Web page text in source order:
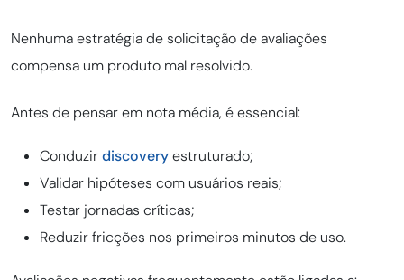
Nenhuma estratégia de solicitação de avaliações
compensa um produto mal resolvido.
Antes de pensar em nota média, é essencial:
Conduzirdiscoveryestruturado;
Validar hipóteses com usuários reais;
Testar jornadas críticas;
Reduzir fricções nos primeiros minutos de uso.